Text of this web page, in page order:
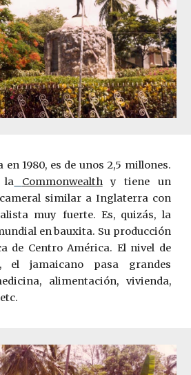
1980, es de unos 2,5 millones.
la
Commonwealthy tiene un
similar a Inglaterra con
muy fuerte. Es, quizás, la
en bauxita. Su producción
de Centro América. El nivel de
el jamaicano pasa grandes
alimentación, vivienda,